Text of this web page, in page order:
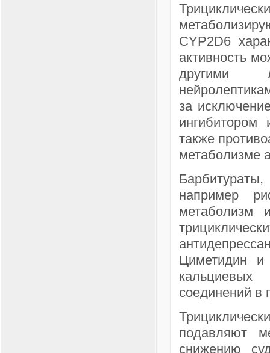
CYP2D6
активность
другими
за
ингибитором
также
метаболизме
например
метаболизм
Циметидин и
кальциевых
соединений в
подавляют
снижению